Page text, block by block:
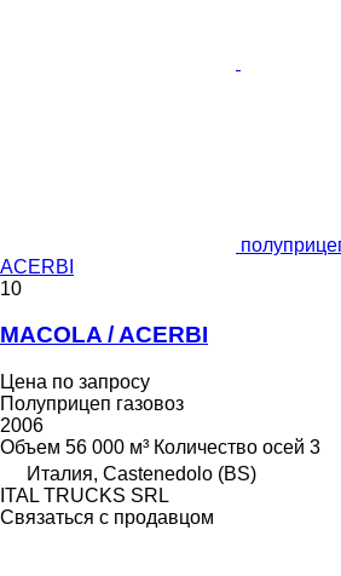
ACERBI
10
MACOLA / ACERBI
Цена по запросу
Полуприцеп газовоз
2006
Объем 56 000 м³ Количество осей 3
Италия, Castenedolo (BS)
ITAL TRUCKS SRL
Связаться с продавцом